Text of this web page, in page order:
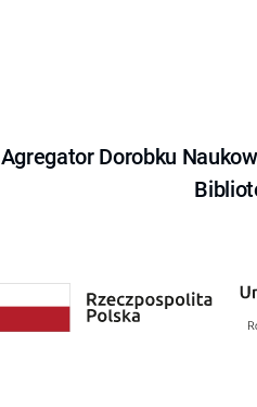
Agregator Dorobku